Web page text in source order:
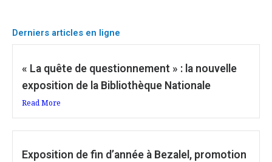
Derniers articles en ligne
« La quête de questionnement » : la nouvelle
exposition de la Bibliothèque Nationale
Read More
Exposition de fin d’année à Bezalel, promotion